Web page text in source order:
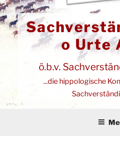
o Urte
ö.b.v.
...die hippologische